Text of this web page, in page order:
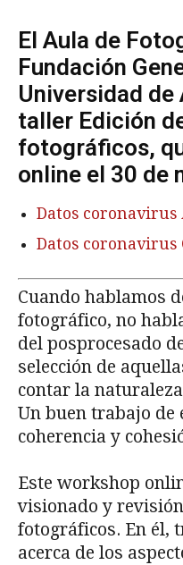
El Aula de
Fundación
Universidad de
taller Edición
fotográficos,
online el 30 de
Datos coronavirus
Datos coronavirus
Cuando hablamos
fotográfico, no
del posprocesado
selección de
contar la
Un buen trabajo de
coherencia y
Este workshop
visionado y
fotográficos. En él,
acerca de los